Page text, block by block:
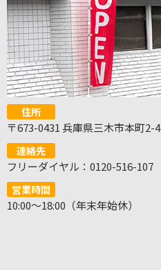
住所
〒673-0431 兵庫県三木市本町2-
連絡先
フリーダイヤル：0120-516-107
営業時間
10:00～18:00（年末年始休）